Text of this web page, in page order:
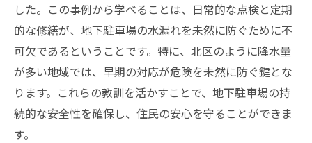
した。この事例から学べることは、日常的な点検と定期
的な修繕が、地下駐車場の水漏れを未然に防ぐために不
可欠であるということです。特に、北区のように降水量
が多い地域では、早期の対応が危険を未然に防ぐ鍵とな
ります。これらの教訓を活かすことで、地下駐車場の持
続的な安全性を確保し、住民の安心を守ることができま
す。